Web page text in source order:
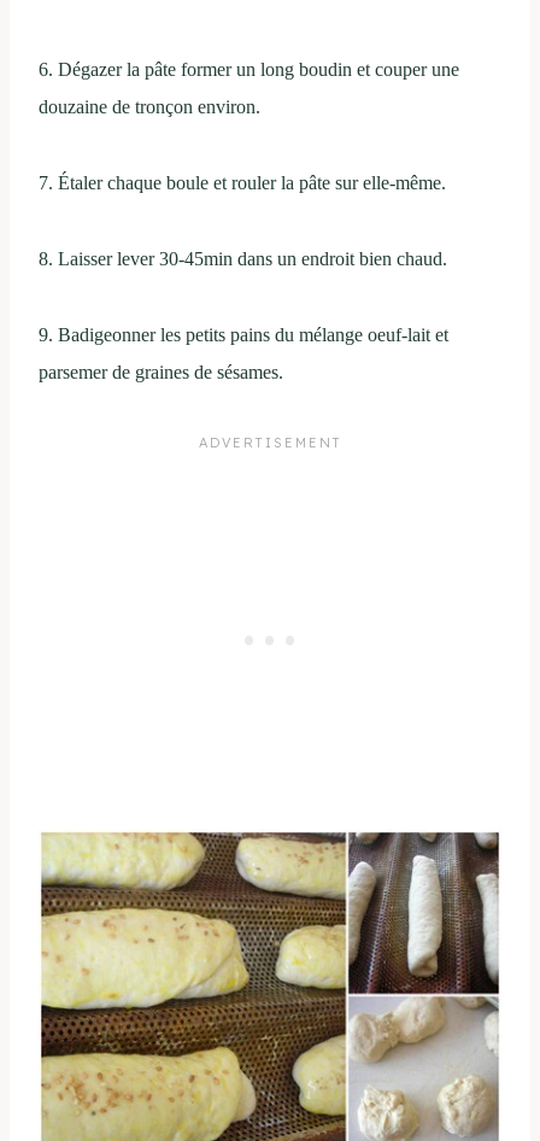
6. Dégazer la pâte former un long boudin et couper une
douzaine de tronçon environ.
7. Étaler chaque boule et rouler la pâte sur elle-même.
8. Laisser lever 30-45min dans un endroit bien chaud.
9. Badigeonner les petits pains du mélange oeuf-lait et
parsemer de graines de sésames.